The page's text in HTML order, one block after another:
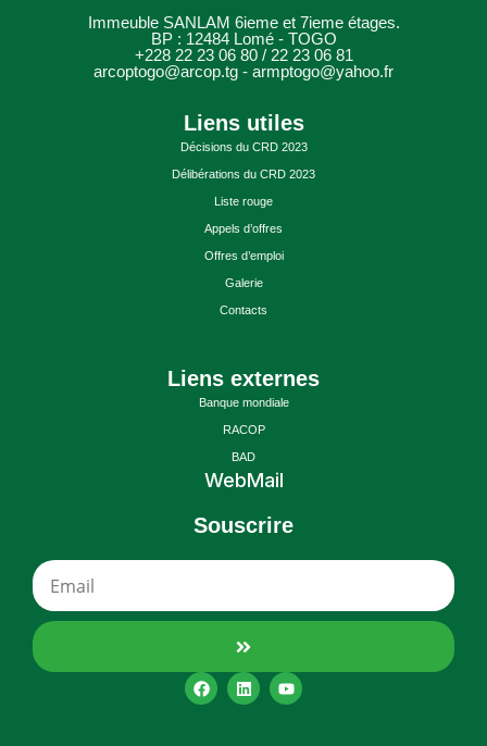
Immeuble SANLAM 6ieme et 7ieme étages.
BP : 12484 Lomé - TOGO
+228 22 23 06 80 / 22 23 06 81
arcoptogo@arcop.tg - armptogo@yahoo.fr
Liens utiles
Décisions du CRD 2023
Délibérations du CRD 2023
Liste rouge
Appels d’offres
Offres d’emploi
Galerie
Contacts
Liens externes
Banque mondiale
RACOP
BAD
WebMail
Souscrire